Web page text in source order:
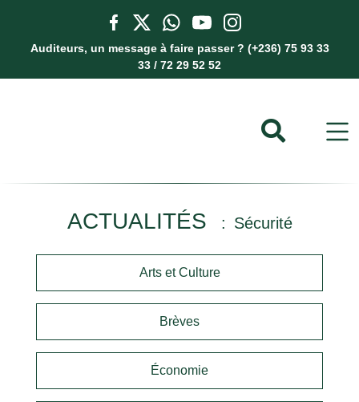
Auditeurs, un message à faire passer ? (+236) 75 93 33
33 / 72 29 52 52
ACTUALITÉS Sécurité
Arts et Culture
Brèves
Économie